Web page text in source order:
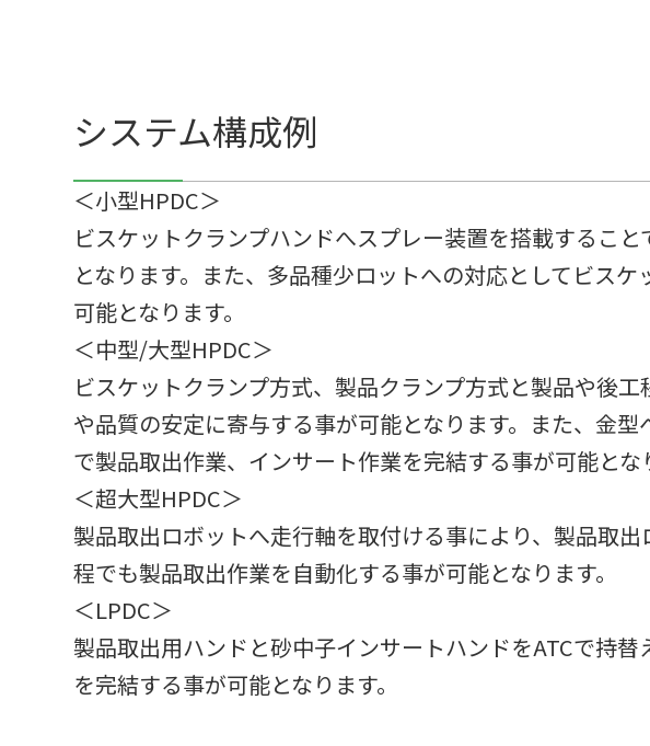
システム構成例
＜小型HPDC＞
ビスケットクランプハンドへスプレー装置を搭載するこ
となります。また、多品種少ロットへの対応としてビス
可能となります。
＜中型/大型HPDC＞
ビスケットクランプ方式、製品クランプ方式と製品や後
や品質の安定に寄与する事が可能となります。また、金
で製品取出作業、インサート作業を完結する事が可能とな
＜超大型HPDC＞
製品取出ロボットへ走行軸を取付ける事により、製品取
程でも製品取出作業を自動化する事が可能となります。
＜LPDC＞
製品取出用ハンドと砂中子インサートハンドをATCで持
を完結する事が可能となります。